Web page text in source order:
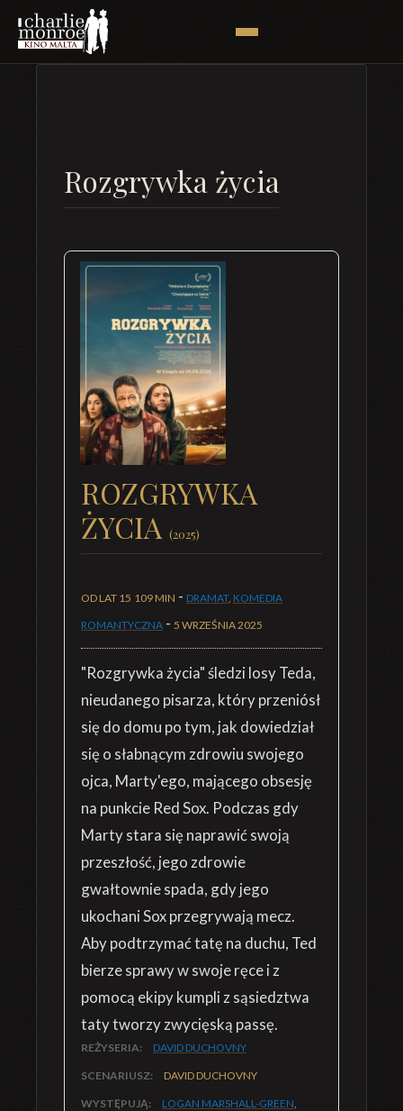
Rozgrywka życia
ROZGRYWKA
ŻYCIA (2025)
OD LAT 15 109 MIN - DRAMAT, KOMEDIA
ROMANTYCZNA - 5 WRZEŚNIA 2025
"Rozgrywka życia" śledzi losy Teda,
nieudanego pisarza, który przeniósł
się do domu po tym, jak dowiedział
się o słabnącym zdrowiu swojego
ojca, Marty'ego, mającego obsesję
na punkcie Red Sox. Podczas gdy
Marty stara się naprawić swoją
przeszłość, jego zdrowie
gwałtownie spada, gdy jego
ukochani Sox przegrywają mecz.
Aby podtrzymać tatę na duchu, Ted
bierze sprawy w swoje ręce i z
pomocą ekipy kumpli z sąsiedztwa
taty tworzy zwycięską passę.
REŻYSERIA: DAVID DUCHOVNY
SCENARIUSZ: DAVID DUCHOVNY
WYSTĘPUJĄ: LOGAN MARSHALL-GREEN,